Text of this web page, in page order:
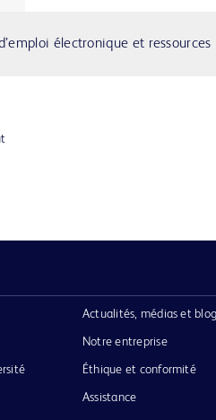
électronique et ressources
Actualités, médias et
Notre entreprise
Éthique et conformité
Assistance